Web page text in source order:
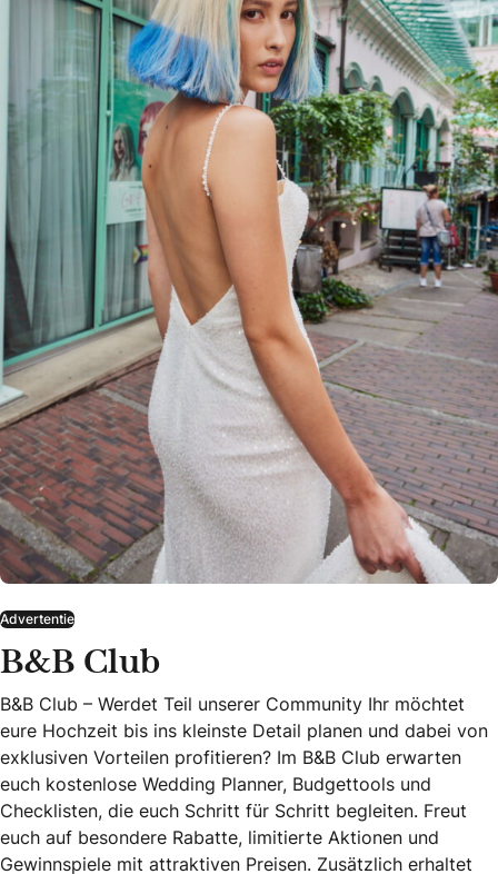
Advertentie
B&B Club
B&B Club – Werdet Teil unserer Community Ihr möchtet
eure Hochzeit bis ins kleinste Detail planen und dabei von
exklusiven Vorteilen profitieren? Im B&B Club erwarten
euch kostenlose Wedding Planner, Budgettools und
Checklisten, die euch Schritt für Schritt begleiten. Freut
euch auf besondere Rabatte, limitierte Aktionen und
Gewinnspiele mit attraktiven Preisen. Zusätzlich erhaltet